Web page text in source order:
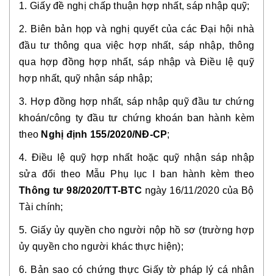
1. Giấy đề nghị chấp thuận hợp nhất, sáp nhập quỹ;
2. Biên bản họp và nghị quyết của các Đại hội nhà
đầu tư thông qua việc hợp nhất, sáp nhập, thông
qua hợp đồng hợp nhất, sáp nhập và Điều lệ quỹ
hợp nhất, quỹ nhận sáp nhập;
3. Hợp đồng hợp nhất, sáp nhập quỹ đầu tư chứng
khoán/công ty đầu tư chứng khoán ban hành kèm
theo Nghị định 155/2020/NĐ-CP;
4. Điều lệ quỹ hợp nhất hoặc quỹ nhận sáp nhập
sửa đổi theo Mẫu Phụ lục I ban hành kèm theo
Thông tư 98/2020/TT-BTC ngày 16/11/2020 của Bộ
Tài chính;
5. Giấy ủy quyền cho người nộp hồ sơ (trường hợp
ủy quyền cho người khác thực hiện);
6. Bản sao có chứng thực Giấy tờ pháp lý cá nhân